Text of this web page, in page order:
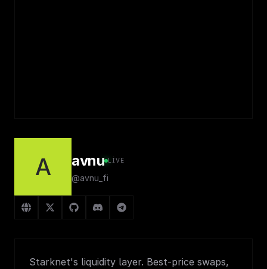
A avnu LIVE
@avnu_fi
Starknet's liquidity layer. Best-price swaps,